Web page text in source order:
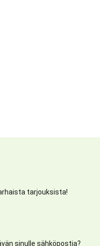
tarjouksista!
sinulle sähköpostia?